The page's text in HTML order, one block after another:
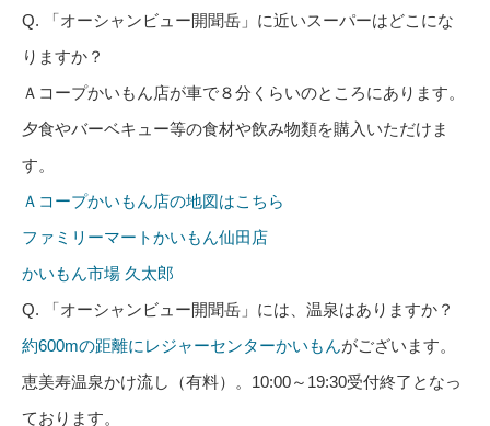
Q. 「オーシャンビュー開聞岳」に近いスーパーはどこにな
りますか？
Ａコープかいもん店が車で８分くらいのところにあります。
夕食やバーベキュー等の食材や飲み物類を購入いただけま
す。
Ａコープかいもん店の地図はこちら
ファミリーマートかいもん仙田店
かいもん市場 久太郎
Q. 「オーシャンビュー開聞岳」には、温泉はありますか？
約600mの距離にレジャーセンターかいもんがございます。
恵美寿温泉かけ流し（有料）。10:00～19:30受付終了となっ
ております。